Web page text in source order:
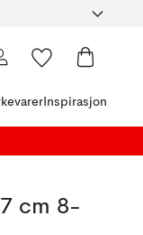
Inspirasjon
cm 8-